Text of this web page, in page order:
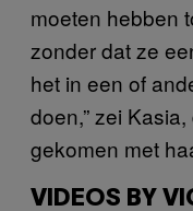
moeten hebben
zonder dat ze
het in een of
doen,” zei
gekomen met
VIDEOS BY